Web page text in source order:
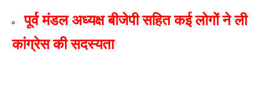
पूर्व मंडल अध्यक्ष बीजेपी सहित कई लोगों ने ली
कांग्रेस की सदस्यता